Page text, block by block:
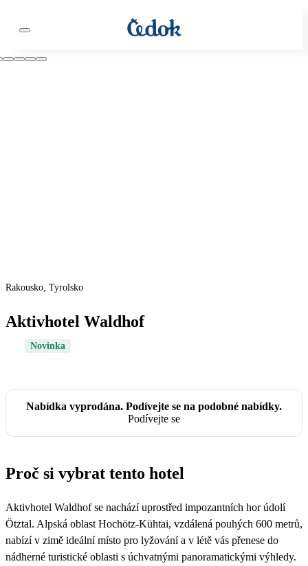
Rakousko, Tyrolsko
Aktivhotel Waldhof
Novinka
Nabídka vyprodána. Podívejte se na podobné nabídky.
Podívejte se
Proč si vybrat tento hotel
Aktivhotel Waldhof se nachází uprostřed impozantních hor údolí
Ötztal. Alpská oblast Hochötz-Kühtai, vzdálená pouhých 600 metrů,
nabízí v zimě ideální místo pro lyžování a v létě vás přenese do
nádherné turistické oblasti s úchvatnými panoramatickými výhledy.